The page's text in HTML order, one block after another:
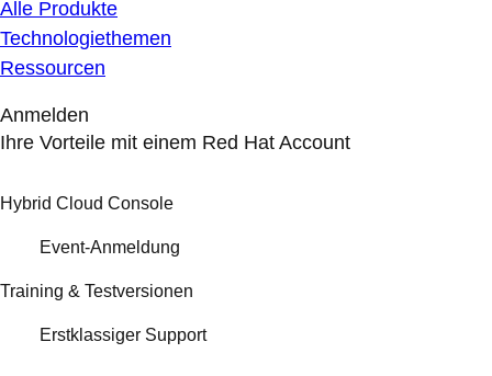
Alle Produkte
Technologiethemen
Ressourcen
Anmelden
Ihre Vorteile mit einem Red Hat Account
Hybrid Cloud Console
Event-Anmeldung
Training & Testversionen
Erstklassiger Support